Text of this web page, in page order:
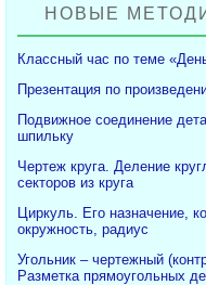
НОВЫЕ
Классный час по теме
Презентация по
Подвижное соединение
шпильку
Чертеж круга. Деление
секторов из круга
Циркуль. Его назначение,
окружность, радиус
Угольник – чертежный
Разметка прямоугольных